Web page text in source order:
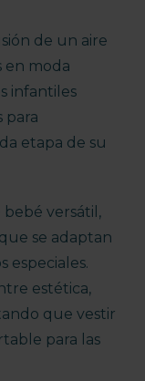
de un aire
en moda
infantiles
para
etapa de su
versátil,
se adaptan
especiales.
estética,
que vestir
para las